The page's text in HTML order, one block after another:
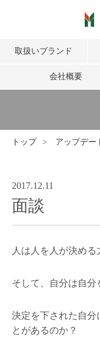
取扱いブランド
会社概要
トップ アップデー
2017.12.11
面談
人は人を人が決める
そして、自分は自分
決定を下された自分
とがあるのか？